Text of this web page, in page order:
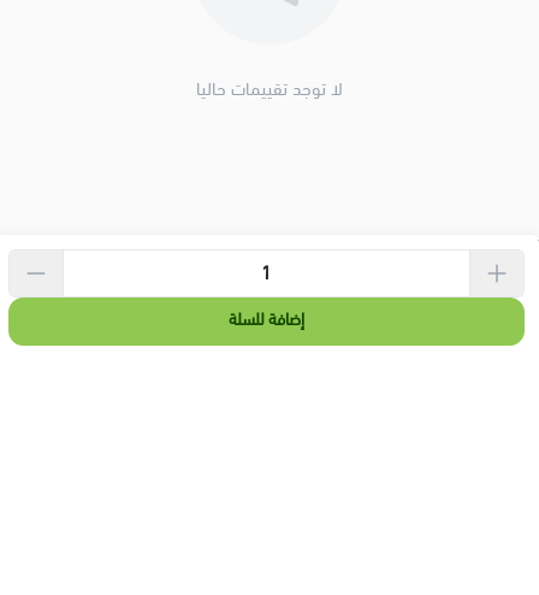
إضافة للسلة
لا توجد تقييمات حاليا
Banana.sa
"بنانا" علامة تجارية سعودية مُسجلة
Banana.sa